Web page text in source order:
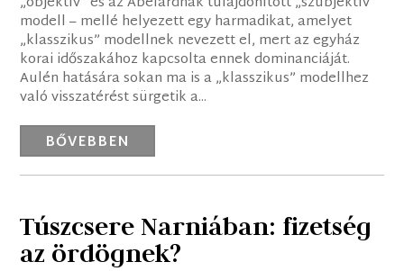
modell – mellé helyezett egy harmadikat, amelyet
„klasszikus” modellnek nevezett el, mert az egyház
korai időszakához kapcsolta ennek dominanciáját.
Aulén hatására sokan ma is a „klasszikus” modellhez
való visszatérést sürgetik a...
BŐVEBBEN
Túszcsere Narniában: fizetség
az ördögnek?